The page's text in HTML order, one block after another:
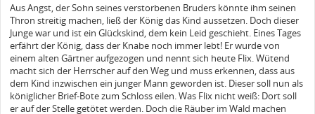
Aus Angst, der Sohn seines verstorbenen Bruders könnte ihm seinen
Thron streitig machen, ließ der König das Kind aussetzen. Doch dieser
Junge war und ist ein Glückskind, dem kein Leid geschieht. Eines Tages
erfährt der König, dass der Knabe noch immer lebt! Er wurde von
einem alten Gärtner aufgezogen und nennt sich heute Flix. Wütend
macht sich der Herrscher auf den Weg und muss erkennen, dass aus
dem Kind inzwischen ein junger Mann geworden ist. Dieser soll nun als
königlicher Brief-Bote zum Schloss eilen. Was Flix nicht weiß: Dort soll
er auf der Stelle getötet werden. Doch die Räuber im Wald machen